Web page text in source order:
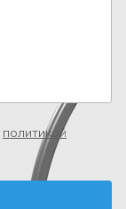
политикой